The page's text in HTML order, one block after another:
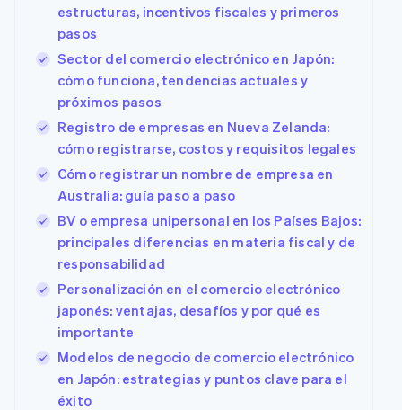
Sesiones de Stripe 2026
Descubre cómo Stripe construye la infraestructura
Mirar ahora
Ecosistema
Stripe App
Marketplace
estructuras, incentivos fiscales y primeros
pasos
Sector del comercio electrónico en Japón:
cómo funciona, tendencias actuales y
próximos pasos
Registro de empresas en Nueva Zelanda:
cómo registrarse, costos y requisitos legales
Cómo registrar un nombre de empresa en
Australia: guía paso a paso
BV o empresa unipersonal en los Países Bajos:
principales diferencias en materia fiscal y de
responsabilidad
Personalización en el comercio electrónico
japonés: ventajas, desafíos y por qué es
importante
Modelos de negocio de comercio electrónico
en Japón: estrategias y puntos clave para el
éxito